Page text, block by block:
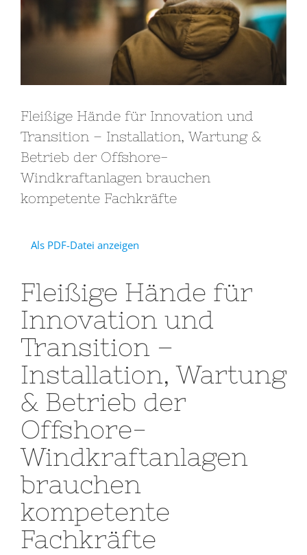
Fleißige Hände für Innovation und
Transition – Installation, Wartung &
Betrieb der Offshore-
Windkraftanlagen brauchen
kompetente Fachkräfte
Als PDF-Datei anzeigen
Fleißige Hände für
Innovation und
Transition –
Installation, Wartung
& Betrieb der
Offshore-
Windkraftanlagen
brauchen
kompetente
Fachkräfte